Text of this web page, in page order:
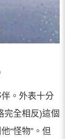
。外表十分
完全相反)這個
“怪物”。但